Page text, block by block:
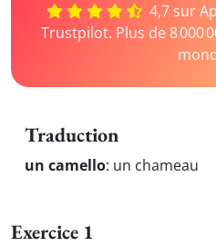
4,7 sur
Trustpilot. Plus de 8 000
Traduction
un camello: un chameau
Exercice 1